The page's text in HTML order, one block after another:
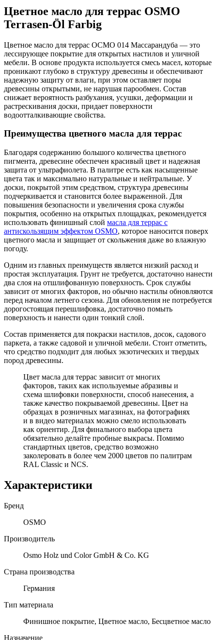
Цветное масло для террас OSMO
Terrasen-Öl Farbig
Цветное масло для террас OСМО 014 Массарандуба — это
лессирующее покрытие для открытых настилов и уличной
мебели. В основе продукта используется смесь масел, которые
проникают глубоко в структуру древесины и обеспечивают
надежную защиту от влаги, при этом оставляет поры
древесины открытыми, не нарушая парообмен. Состав
снижает вероятность разбухания, усушки, деформации и
растрескивания доски, придает поверхности
водоотталкивающие свойства.
Преимущества цветного масла для террас
Благодаря содержанию большого количества цветного
пигмента, древесине обеспечен красивый цвет и надежная
защита от ультрафиолета. В палитре есть как насыщенные
цвета так и максимально натуральные и нейтральные. У
доски, покрытой этим средством, структура древесины
подчеркивается и становится более выраженной. Для
повышения безопасности и увеличения срока службы
покрытия, особенно на открытых площадках, рекомендуется
использовать финишный слой масла для террас с
антискользящим эффектом OSMO, которое наносится поверх
цветного масла и защищает от скольжения даже во влажную
погоду.
Одним из главных преимуществ является низкий расход и
простая эксплуатация. Грунт не требуется, достаточно нанести
два слоя на отшлифованную поверхность. Срок службы
зависит от многих факторов, но обычно настилы обновляются
перед началом летнего сезона. Для обновления не потребуется
дорогостоящая перешлифовка, достаточно помыть
поверхность и нанести один тонкий слой.
Состав применяется для покраски настилов, досок, садового
паркета, а также садовой и уличной мебели. Стоит отметить,
что средство подходит для любых экзотических и твердых
пород древесины.
Цвет масла для террас зависит от многих
факторов, таких как используемые абразивы и
схема шлифовки поверхности, способ нанесения, а
также качество покрываемой древесины. Цвет на
образцах в розничных магазинах, на фотографиях
и в видео материалах можно смело использовать
как ориентир. Для финального выбора цвета
обязательно делайте пробные выкрасы. Помимо
стандартных цветов, средство возможно
заколеровать в более чем 2000 цветов по палитрам
RAL Classic и NCS.
Характеристики
Бренд
OSMO
Производитель
Osmo Holz und Color GmbH & Co. KG
Страна производства
Германия
Тип материала
Финишное покрытие, Цветное масло, Бесцветное масло
Назначение